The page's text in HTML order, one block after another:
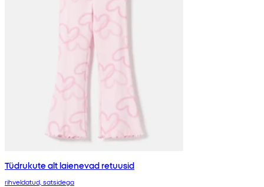
Tüdrukute alt laienevad retuusid
rihveldatud, satsidega